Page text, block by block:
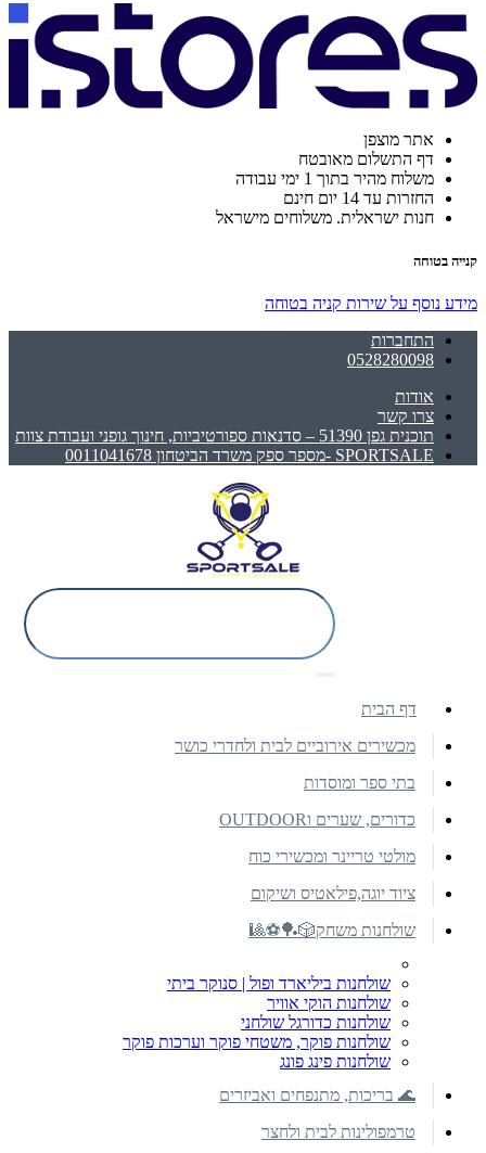
אתר מוצפן
דף התשלום מאובטח
משלוח מהיר בתוך 1 ימי עבודה
החזרות עד 14 יום חינם
חנות ישראלית. משלוחים מישראל
קנייה בטוחה
מידע נוסף על שירות קניה בטוחה
התחברות
0528280098
אודות
צרו קשר
תוכנית גפן 51390 – סדנאות ספורטיביות, חינוך גופני ועבודת צוות
SPORTSALE -מספר ספק משרד הביטחון 0011041678
דף הבית
מכשירים אירוביים לבית ולחדרי כושר
בתי ספר ומוסדות
כדורים, שערים וOUTDOOR
מולטי טריינר ומכשירי כוח
ציוד יוגה,פילאטיס ושיקום
שולחנות משחק🎲🏓⚽🎱
שולחנות ביליארד ופול | סנוקר ביתי
שולחנות הוקי אוויר
שולחנות כדורגל שולחני
שולחנות פוקר, משטחי פוקר וערכות פוקר
שולחנות פינג פונג
🌊 בריכות, מתנפחים ואביזרים
טרמפולינות לבית ולחצר